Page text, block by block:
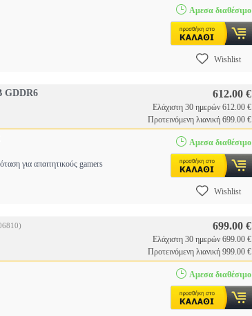
Αμεσα διαθέσιμο
Wishlist
GDDR6
612.00 €
Ελάχιστη 30 ημερών 612.00 €
Προτεινόμενη λιανική 699.00 €
για απαιτητικούς gamers
Αμεσα διαθέσιμο
Wishlist
699.00 €
Ελάχιστη 30 ημερών 699.00 €
Προτεινόμενη λιανική 999.00 €
Αμεσα διαθέσιμο